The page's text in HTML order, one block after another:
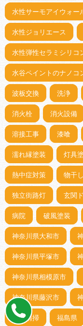
水性サーモアイウォー
水性ジョリエース
水性弾性セラミシリコ
水谷ペイントのナノコ
波板交換 洗浄
消火栓 消火設備
溶接工事 漆喰
濡れ縁塗装 灯具
熱中症対策 物干
独立街路灯 玄関
病院 破風塗装
神奈川県大和市
神奈川県平塚市
神奈川県相模原市
神奈川県藤沢市
神社清掃 福島県